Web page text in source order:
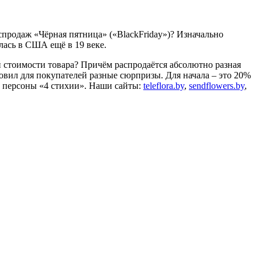
«Чёрная пятница» («BlackFriday»)? Изначально
в США ещё в 19 веке.
товара? Причём распродаётся абсолютно разная
для покупателей разные сюрпризы. Для начала – это 20%
персоны «4 стихии». Наши сайты: teleflora.by, sendflowers.by,